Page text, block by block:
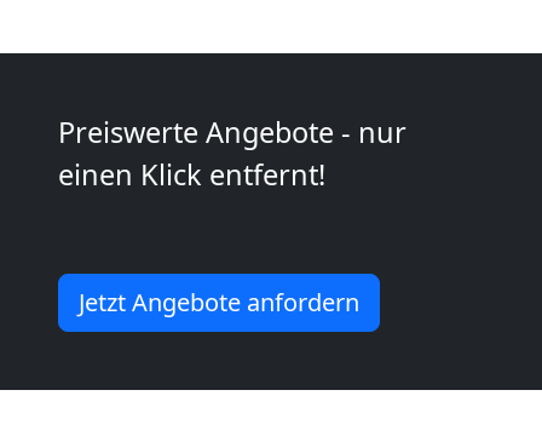
Preiswerte Angebote - nur
einen Klick entfernt!
Jetzt Angebote anfordern
Kleiner
Dornbirn
Küchenumzug